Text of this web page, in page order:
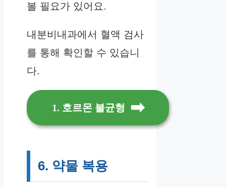
볼 필요가 있어요.
내분비내과에서 혈액 검사
를 통해 확인할 수 있습니
다.
1. 호르몬 불균형
6. 약물 복용